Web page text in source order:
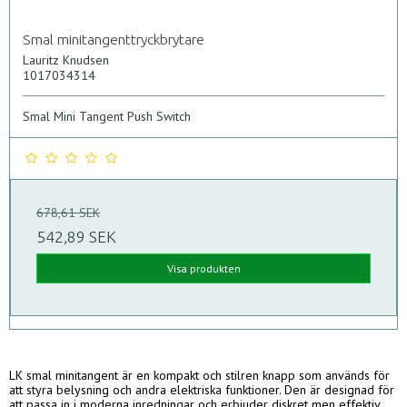
Smal minitangenttryckbrytare
Lauritz Knudsen
1017034314
Smal Mini Tangent Push Switch
678,61 SEK
542,89 SEK
Visa produkten
LK smal minitangent är en kompakt och stilren knapp som används för
att styra belysning och andra elektriska funktioner. Den är designad för